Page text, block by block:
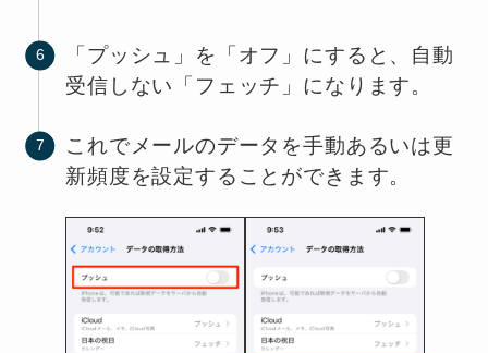
「プッシュ」を「オフ」にすると、自動
受信しない「フェッチ」になります。
これでメールのデータを手動あるいは更
新頻度を設定することができます。